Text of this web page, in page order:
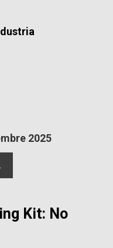
2025
Kit: No